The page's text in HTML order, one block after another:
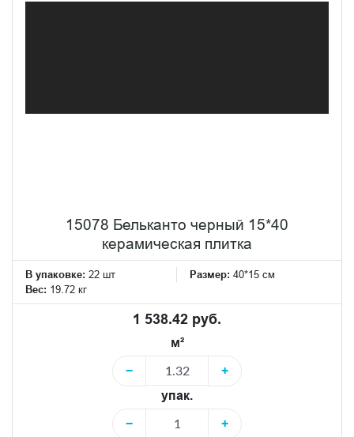
15078 Бельканто черный 15*40
керамическая плитка
В упаковке: 22 шт Размер: 40*15 см
Вес: 19.72 кг
1 538.42 руб.
м²
−
+
упак.
−
+